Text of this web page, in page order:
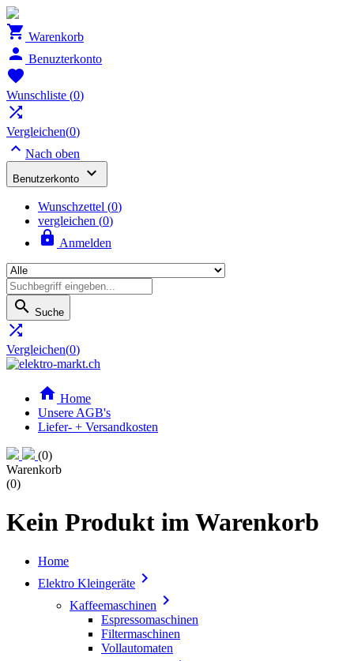
 Warenkorb
 Benuzterkonto

Wunschliste (0)

Vergleichen(0)
 Nach oben
Benutzerkonto 
Wunschzettel (0)
vergleichen (0)
 Anmelden
 Suche

Vergleichen(0)
 Home
Unsere AGB's
Liefer- + Versandkosten
(0)
Warenkorb
(0)
Kein Produkt im Warenkorb
Home
Elektro Kleingeräte 
Kaffeemaschinen 
Espressomaschinen
Filtermaschinen
Vollautomaten